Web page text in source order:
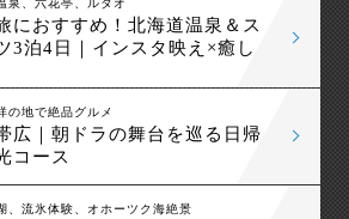
におすすめ！北海道温泉＆ス
3泊4日｜インスタ映え×癒し
の地で絶品グルメ
広｜朝ドラの舞台を巡る日帰
コース
、流氷体験、オホーツク海絶景